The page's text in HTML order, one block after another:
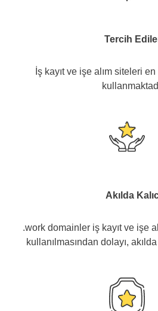
Tercih
İş kayıt ve işe alım siteleri
Akılda
.work domainler iş kayıt ve işe
kullanılmasından dolayı,